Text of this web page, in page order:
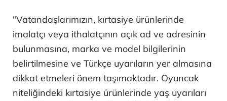
"Vatandaşlarımızın, kırtasiye ürünlerinde
imalatçı veya ithalatçının açık ad ve adresinin
bulunmasına, marka ve model bilgilerinin
belirtilmesine ve Türkçe uyarıların yer almasına
dikkat etmeleri önem taşımaktadır. Oyuncak
niteliğindeki kırtasiye ürünlerinde yaş uyarıları